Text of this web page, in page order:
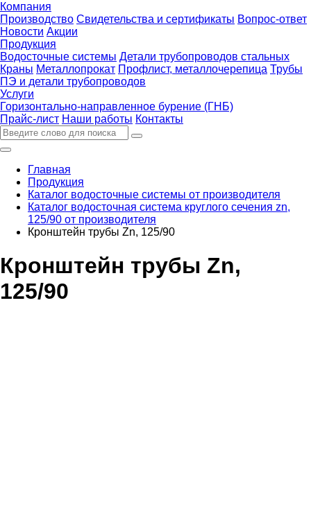
Компания
Производство Свидетельства и сертификаты Вопрос-ответ
Новости Акции
Продукция
Водосточные системы Детали трубопроводов стальных
Краны Металлопрокат Профлист, металлочерепица Трубы
ПЭ и детали трубопроводов
Услуги
Горизонтально-направленное бурение (ГНБ)
Прайс-лист Наши работы Контакты
Главная
Продукция
Каталог водосточные системы от производителя
Каталог водосточная система круглого сечения zn,
125/90 от производителя
Кронштейн трубы Zn, 125/90
Кронштейн трубы Zn,
125/90